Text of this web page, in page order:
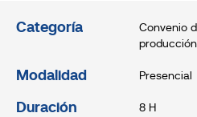
Categoría
Convenio
Modalidad Presencial
Duración 8 H